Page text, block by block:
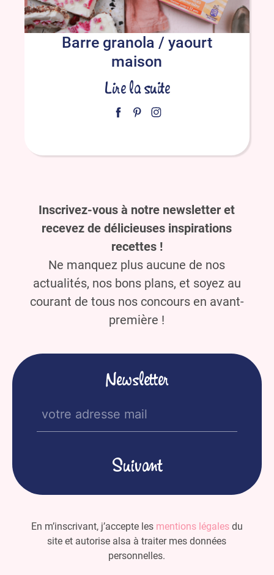
Barre granola / yaourt
maison
Lire la suite
Inscrivez-vous à notre newsletter et
recevez de délicieuses inspirations
recettes !
Ne manquez plus aucune de nos
actualités, nos bons plans, et soyez au
courant de tous nos concours en avant-
première !
Newsletter
E-
mail
En m’inscrivant, j’accepte les mentions légalesdu
site et autorise alsa à traiter mes données
personnelles.